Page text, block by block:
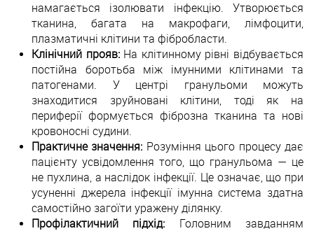
намагається ізолювати інфекцію. Утворюється
тканина, багата на макрофаги, лімфоцити,
плазматичні клітини та фібробласти.
Клінічний прояв:На клітинному рівні відбувається
постійна боротьба між імунними клітинами та
патогенами. У центрі гранульоми можуть
знаходитися зруйновані клітини, тоді як на
периферії формується фіброзна тканина та нові
кровоносні судини.
Практичне значення: Розуміння цього процесу дає
пацієнту усвідомлення того, що гранульома — це
не пухлина, а наслідок інфекції. Це означає, що при
усуненні джерела інфекції імунна система здатна
самостійно загоїти уражену ділянку.
Профілактичний підхід: Головним завданням